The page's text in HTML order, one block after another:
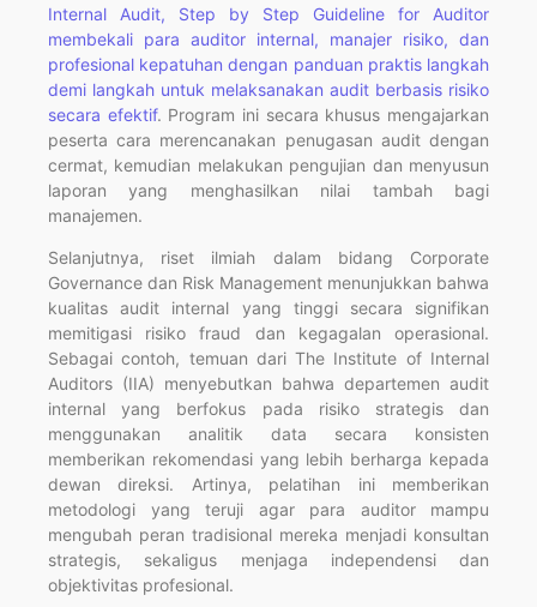
Internal Audit, Step by Step Guideline for Auditor
membekali para auditor internal, manajer risiko, dan
profesional kepatuhan dengan panduan praktis langkah
demi langkah untuk melaksanakan audit berbasis risiko
secara efektif. Program ini secara khusus mengajarkan
peserta cara merencanakan penugasan audit dengan
cermat, kemudian melakukan pengujian dan menyusun
laporan yang menghasilkan nilai tambah bagi
manajemen.
Selanjutnya, riset ilmiah dalam bidang Corporate
Governance dan Risk Management menunjukkan bahwa
kualitas audit internal yang tinggi secara signifikan
memitigasi risiko fraud dan kegagalan operasional.
Sebagai contoh, temuan dari The Institute of Internal
Auditors (IIA) menyebutkan bahwa departemen audit
internal yang berfokus pada risiko strategis dan
menggunakan analitik data secara konsisten
memberikan rekomendasi yang lebih berharga kepada
dewan direksi. Artinya, pelatihan ini memberikan
metodologi yang teruji agar para auditor mampu
mengubah peran tradisional mereka menjadi konsultan
strategis, sekaligus menjaga independensi dan
objektivitas profesional.